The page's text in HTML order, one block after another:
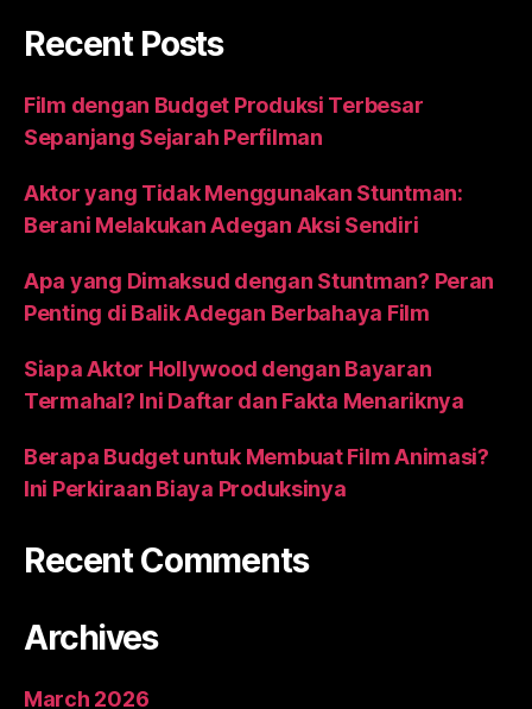
Recent Posts
Film dengan Budget Produksi Terbesar
Sepanjang Sejarah Perfilman
Aktor yang Tidak Menggunakan Stuntman:
Berani Melakukan Adegan Aksi Sendiri
Apa yang Dimaksud dengan Stuntman? Peran
Penting di Balik Adegan Berbahaya Film
Siapa Aktor Hollywood dengan Bayaran
Termahal? Ini Daftar dan Fakta Menariknya
Berapa Budget untuk Membuat Film Animasi?
Ini Perkiraan Biaya Produksinya
Recent Comments
Archives
March 2026